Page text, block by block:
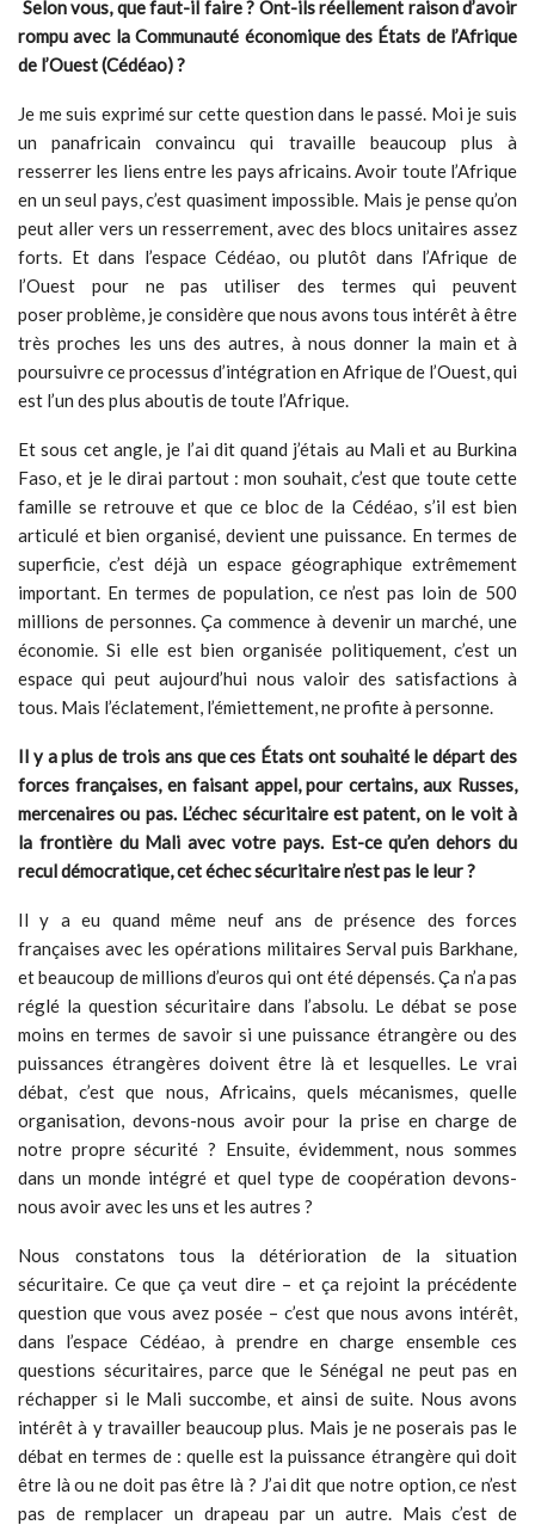
Selon vous, que faut-il faire ? Ont-ils réellement raison d’avoir
rompu avec la Communauté économique des États de l’Afrique
de l’Ouest (Cédéao) ?
Je me suis exprimé sur cette question dans le passé. Moi je suis
un panafricain convaincu qui travaille beaucoup plus à
resserrer les liens entre les pays africains. Avoir toute l’Afrique
en un seul pays, c’est quasiment impossible. Mais je pense qu’on
peut aller vers un resserrement, avec des blocs unitaires assez
forts. Et dans l’espace Cédéao, ou plutôt dans l’Afrique de
l’Ouest pour ne pas utiliser des termes qui peuvent
poser problème, je considère que nous avons tous intérêt à être
très proches les uns des autres, à nous donner la main et à
poursuivre ce processus d’intégration en Afrique de l’Ouest, qui
est l’un des plus aboutis de toute l’Afrique.
Et sous cet angle, je l’ai dit quand j’étais au Mali et au Burkina
Faso, et je le dirai partout : mon souhait, c’est que toute cette
famille se retrouve et que ce bloc de la Cédéao, s’il est bien
articulé et bien organisé, devient une puissance. En termes de
superficie, c’est déjà un espace géographique extrêmement
important. En termes de population, ce n’est pas loin de 500
millions de personnes. Ça commence à devenir un marché, une
économie. Si elle est bien organisée politiquement, c’est un
espace qui peut aujourd’hui nous valoir des satisfactions à
tous. Mais l’éclatement, l’émiettement, ne profite à personne.
Il y a plus de trois ans que ces États ont souhaité le départ des
forces françaises, en faisant appel, pour certains, aux Russes,
mercenaires ou pas. L’échec sécuritaire est patent, on le voit à
la frontière du Mali avec votre pays. Est-ce qu’en dehors du
recul démocratique, cet échec sécuritaire n’est pas le leur ?
Il y a eu quand même neuf ans de présence des forces
françaises avec les opérations militaires Serval puis Barkhane,
et beaucoup de millions d’euros qui ont été dépensés. Ça n’a pas
réglé la question sécuritaire dans l’absolu. Le débat se pose
moins en termes de savoir si une puissance étrangère ou des
puissances étrangères doivent être là et lesquelles. Le vrai
débat, c’est que nous, Africains, quels mécanismes, quelle
organisation, devons-nous avoir pour la prise en charge de
notre propre sécurité ? Ensuite, évidemment, nous sommes
dans un monde intégré et quel type de coopération devons-
nous avoir avec les uns et les autres ?
Nous constatons tous la détérioration de la situation
sécuritaire. Ce que ça veut dire – et ça rejoint la précédente
question que vous avez posée – c’est que nous avons intérêt,
dans l’espace Cédéao, à prendre en charge ensemble ces
questions sécuritaires, parce que le Sénégal ne peut pas en
réchapper si le Mali succombe, et ainsi de suite. Nous avons
intérêt à y travailler beaucoup plus. Mais je ne poserais pas le
débat en termes de : quelle est la puissance étrangère qui doit
être là ou ne doit pas être là ? J’ai dit que notre option, ce n’est
pas de remplacer un drapeau par un autre. Mais c’est de